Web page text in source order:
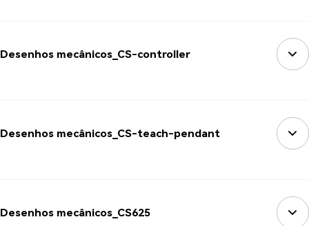
Desenhos mecânicos_CS-controller
Desenhos mecânicos_CS-teach-pendant
Desenhos mecânicos_CS625